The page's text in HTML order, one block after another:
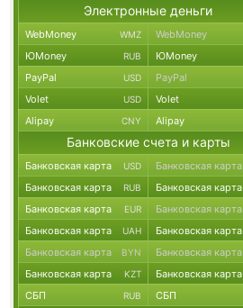
Электронные деньги
WebMoney WMZ WebMoney
ЮMoney RUB ЮMoney
PayPal USD PayPal
Volet USD Volet
Alipay CNY Alipay
Банковские счета и карты
Банковская карта USD Банковская карта
Банковская карта RUB Банковская карта
Банковская карта EUR Банковская карта
Банковская карта UAH Банковская карта
Банковская карта BYN Банковская карта
Банковская карта KZT Банковская карта
СБП RUB СБП